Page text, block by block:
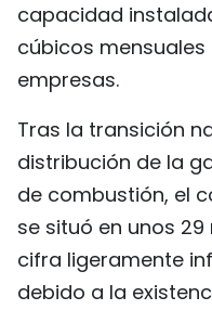
capacidad
cúbicos
empresas.
Tras la transición
distribución de la
de combustión, el
se situó en unos
cifra ligeramente
debido a la